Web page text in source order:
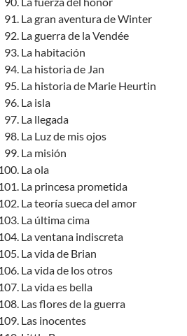
La gran aventura de Winter
La guerra de la Vendée
La habitación
La historia de Jan
La historia de Marie Heurtin
La isla
La llegada
La Luz de mis ojos
La misión
La ola
La princesa prometida
La teoría sueca del amor
La última cima
La ventana indiscreta
La vida de Brian
La vida de los otros
La vida es bella
Las flores de la guerra
Las inocentes